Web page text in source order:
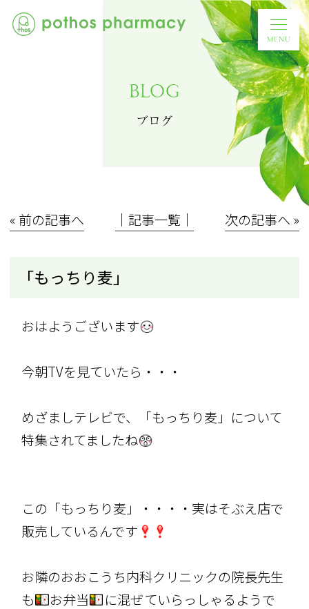
BLOG
ブログ
« 前の記事へ │記事一覧│ 次の記事へ »
「もっちり麦」
おはようございます
今朝TVを見ていたら・・・
めざましテレビで、「もっちり麦」について
特集されてましたね
この「もっちり麦」・・・・実はそぶえ店で
販売しているんです
お隣のおおこうち内科クリニックの院長先生
も
お弁当
に混ぜていらっしゃるようで